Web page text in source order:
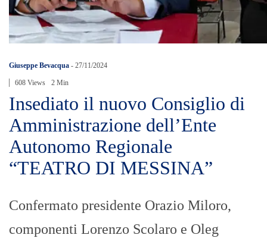
Giuseppe Bevacqua - 27/11/2024
608 Views 2 Min
Insediato il nuovo Consiglio di
Amministrazione dell’Ente
Autonomo Regionale
“TEATRO DI MESSINA”
Confermato presidente Orazio Miloro,
componenti Lorenzo Scolaro e Oleg